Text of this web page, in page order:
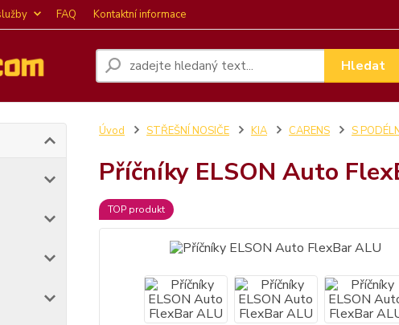
FAQ Kontaktní informace
Hledat
Úvod STŘEŠNÍ NOSIČE KIA CARENS S
Příčníky ELSON Auto
TOP produkt